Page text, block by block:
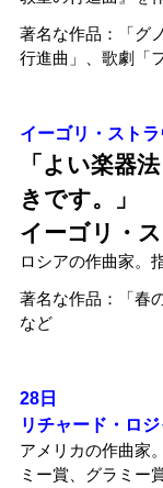
著名な作品：「グ
行進曲」、歌劇「
イーゴリ・ストラ
「 よい楽器
きです。」
イーゴリ・
ロシアの作曲家。
著名な作品：「春
など
28日
リチャード・ロジ
アメリカの作曲家
ミー賞、グラミー